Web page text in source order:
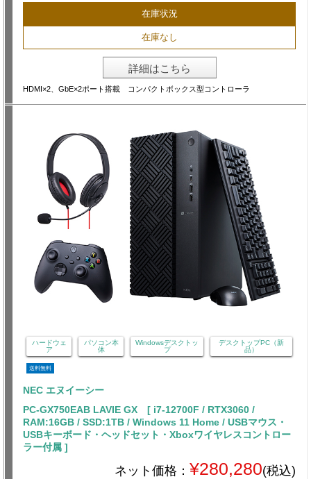
在庫状況
在庫なし
詳細はこちら
HDMI×2、GbE×2ポート搭載 コンパクトボックス型コントローラ
ハードウェ
ア
パソコン本
体
Windowsデスクトッ
プ
デスクトップPC（新
品）
送料無料
NEC エヌイーシー
PC-GX750EAB LAVIE GX [ i7-12700F / RTX3060 /
RAM:16GB / SSD:1TB / Windows 11 Home / USBマウス・
USBキーボード・ヘッドセット・Xboxワイヤレスコントロー
ラー付属 ]
ネット価格： ¥280,280(税込)